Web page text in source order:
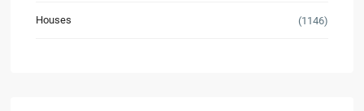
Houses (1146)